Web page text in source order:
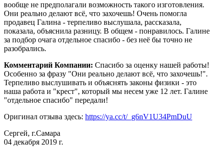
вообще не предполагали возможность такого изготовления.
Они реально делают всё, что захочешь! Очень помогла
продавец Галина - терпеливо выслушала, рассказала,
показала, объяснила разницу. В общем - понравилось. Галине
за подбор очага отдельное спасибо - без неё бы точно не
разобрались.
Комментарий Компании: Спасибо за оценку нашей работы!
Особенно за фразу "Они реально делают всё, что захочешь!".
Терпеливо выслушивать и объяснять законы физики - это
наша работа и "крест", который мы несем уже 12 лет. Галине
"отдельное спасибо" передали!
Оригинал отзыва здесь: https://ya.cc/t/_g6nV1U34PmDuU
Сергей, г.Самара
04 декабря 2019 г.